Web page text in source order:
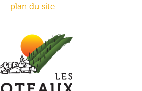
plan du site